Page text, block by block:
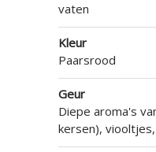
vaten
Kleur
Paarsrood
Geur
Diepe aroma's
kersen),